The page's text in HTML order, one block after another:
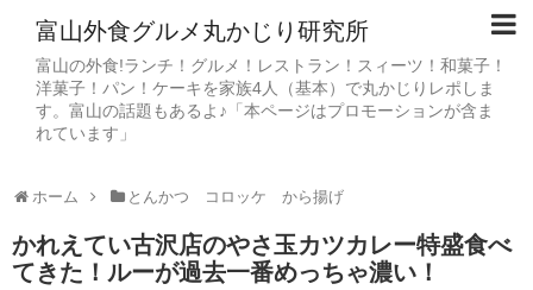
富山外食グルメ丸かじり研究所
富山の外食!ランチ！グルメ！レストラン！スィーツ！和菓子！
洋菓子！パン！ケーキを家族4人（基本）で丸かじりレポしま
す。富山の話題もあるよ♪「本ページはプロモーションが含ま
れています」
ホーム とんかつ コロッケ から揚げ
かれえてい古沢店のやさ玉カツカレー特盛食べ
てきた！ルーが過去一番めっちゃ濃い！